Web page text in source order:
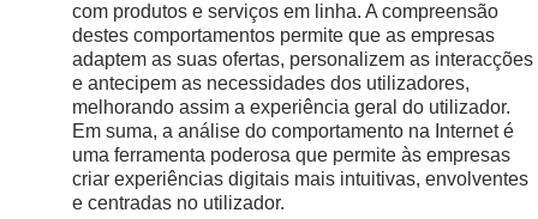
com produtos e serviços em linha. A compreensão
destes comportamentos permite que as empresas
adaptem as suas ofertas, personalizem as interacções
e antecipem as necessidades dos utilizadores,
melhorando assim a experiência geral do utilizador.
Em suma, a análise do comportamento na Internet é
uma ferramenta poderosa que permite às empresas
criar experiências digitais mais intuitivas, envolventes
e centradas no utilizador.